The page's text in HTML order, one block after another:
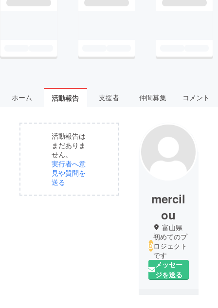
ホーム 活動報告 支援者 仲間募集 コメント
活動報告は
まだありま
せん。
実行者へ意
見や質問を
送る
mercil
ou
富山県
初めてのプ
ロジェクト
です
メッセー
ジを送る